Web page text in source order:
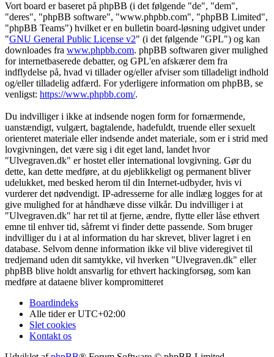
Vort board er baseret på phpBB (i det følgende "de", "dem",
"deres", "phpBB software", "www.phpbb.com", "phpBB Limited",
"phpBB Teams") hvilket er en bulletin board-løsning udgivet under
"GNU General Public License v2" (i det følgende "GPL") og kan
downloades fra www.phpbb.com. phpBB softwaren giver mulighed
for internetbaserede debatter, og GPL'en afskærer dem fra
indflydelse på, hvad vi tillader og/eller afviser som tilladeligt indhold
og/eller tilladelig adfærd. For yderligere information om phpBB, se
venligst: https://www.phpbb.com/.
Du indvilliger i ikke at indsende nogen form for fornærmende,
uanstændigt, vulgært, bagtalende, hadefuldt, truende eller sexuelt
orienteret materiale eller indsende andet materiale, som er i strid med
lovgivningen, det være sig i dit eget land, landet hvor
"Ulvegraven.dk" er hostet eller international lovgivning. Gør du
dette, kan dette medføre, at du øjeblikkeligt og permanent bliver
udelukket, med besked herom til din Internet-udbyder, hvis vi
vurderer det nødvendigt. IP-adresserne for alle indlæg logges for at
give mulighed for at håndhæve disse vilkår. Du indvilliger i at
"Ulvegraven.dk" har ret til at fjerne, ændre, flytte eller låse ethvert
emne til enhver tid, såfremt vi finder dette passende. Som bruger
indvilliger du i at al information du har skrevet, bliver lagret i en
database. Selvom denne information ikke vil blive videregivet til
tredjemand uden dit samtykke, vil hverken "Ulvegraven.dk" eller
phpBB blive holdt ansvarlig for ethvert hackingforsøg, som kan
medføre at dataene bliver kompromitteret
Boardindeks
Alle tider erUTC+02:00
Slet cookies
Kontakt os